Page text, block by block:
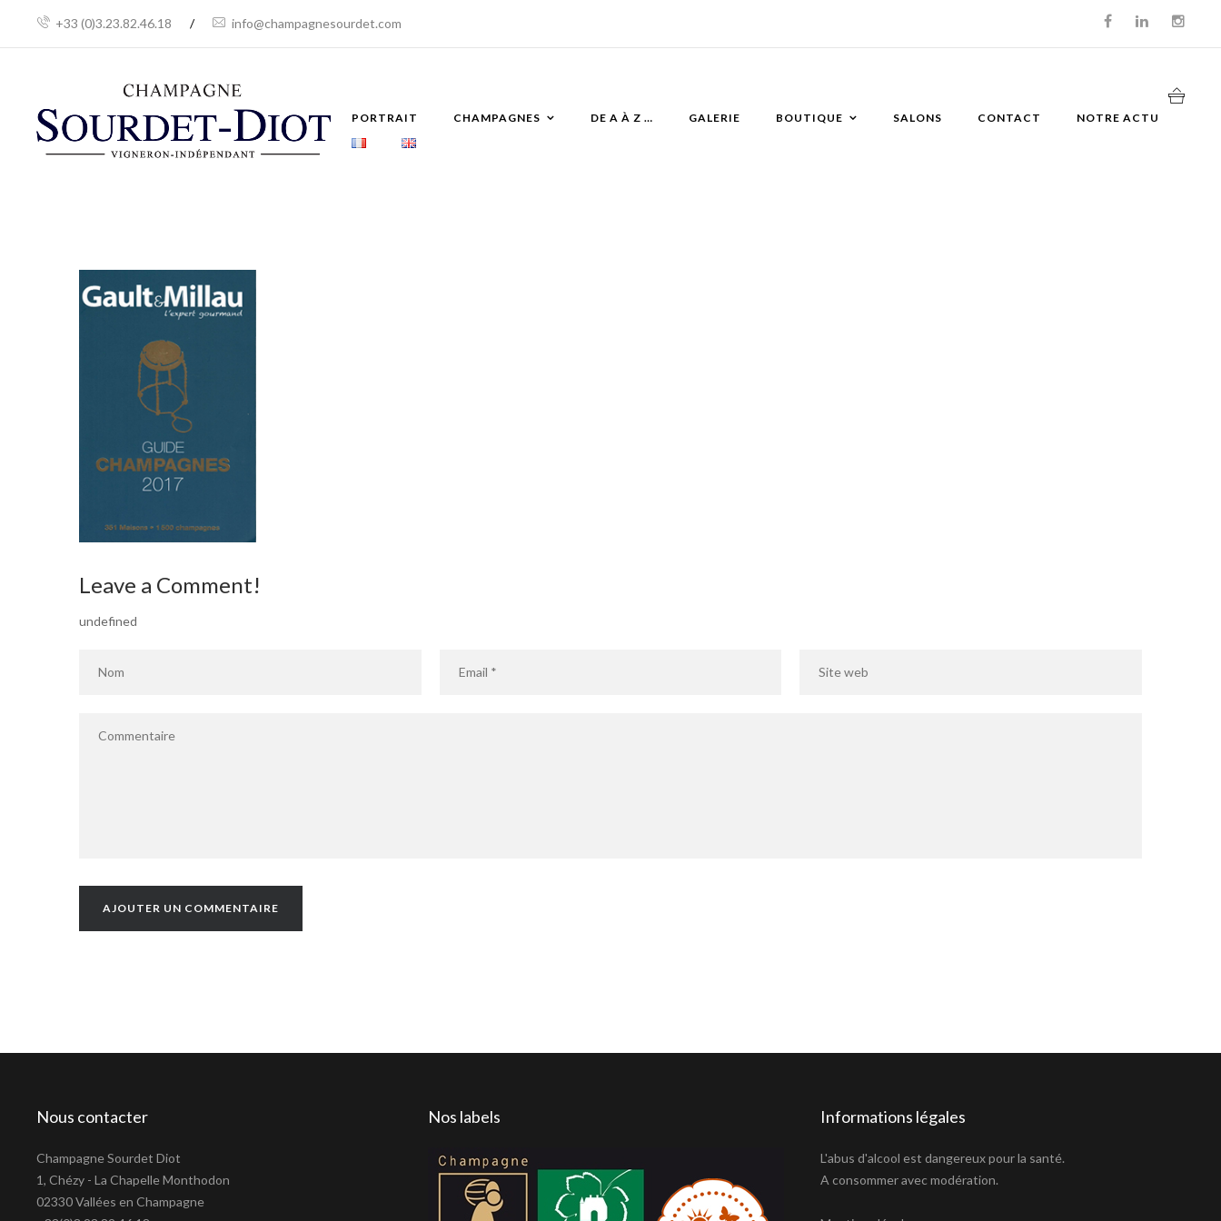
+33 (0)3.23.82.46.18 / info@champagnesourdet.com
PORTRAIT CHAMPAGNES DE A À Z … GALERIE BOUTIQUE SALONS CONTACT NOTRE ACTU
Leave a Comment!
undefined
Nous contacter
Champagne Sourdet Diot
1, Chézy - La Chapelle Monthodon
02330 Vallées en Champagne
Nos labels Informations légales
L'abus d'alcool est dangereux pour la santé.
A consommer avec modération.